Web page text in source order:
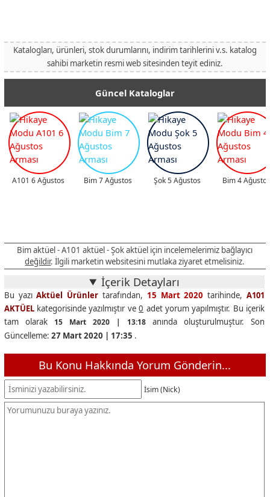
Katalogları, ürünleri, stok durumlarını, indirim tarihlerini v.s. katalog
sahibi marketin resmi web sitesinden teyit ediniz.
Güncel Kataloglar
A101 6 Ağustos Bim 7 Ağustos Şok 5 Ağustos Bim 4 Ağustos
Bim aktüel - A101 aktüel - Şok aktüel için incelemelerimiz bağlayıcı
değildir. İlgili marketin websitesini mutlaka ziyaret etmelisiniz.
İçerik Detayları
Bu yazıAktüel Ürünler tarafından, 15 Mart 2020 tarihinde,A101
AKTÜELkategorisinde yazılmıştır ve0 adet yorum yapılmıştır. Bu içerik
tam olarak 15 Mart 2020 | 13:18anında oluşturulmuştur. Son
Güncelleme: 27 Mart 2020 | 17:35 .
Bu Konu Hakkında Yorum Gönderin...
İsim (Nick)